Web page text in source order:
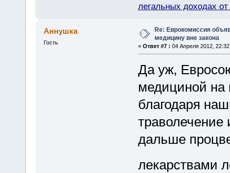
легальных доходах
Аннушка
Гость
Re: Еврокомиссия
медицину вне закона
« Ответ #7 : 04 Апреля 2012,
Да уж,
медициной на
благодаря
траволечение
дальше
лекарствами